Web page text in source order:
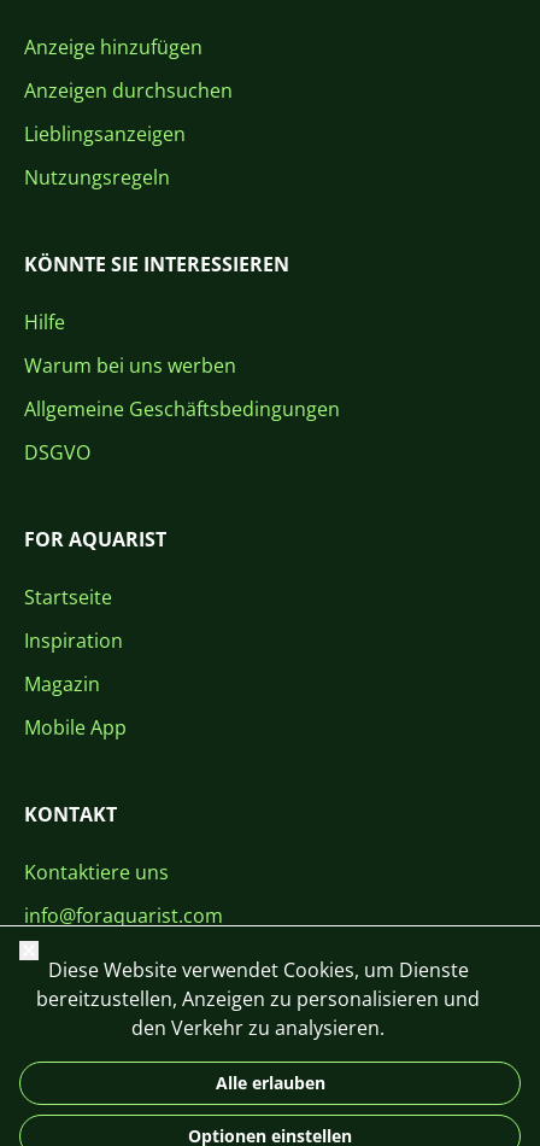
Anzeige hinzufügen
Anzeigen durchsuchen
Lieblingsanzeigen
Nutzungsregeln
KÖNNTE SIE INTERESSIEREN
Hilfe
Warum bei uns werben
Allgemeine Geschäftsbedingungen
DSGVO
FOR AQUARIST
Startseite
Inspiration
Magazin
Mobile App
KONTAKT
Kontaktiere uns
info@foraquarist.com
+420 603 449 602
DE
Schließen
Diese Website verwendet Cookies, um Dienste
bereitzustellen, Anzeigen zu personalisieren und
den Verkehr zu analysieren.
Alle erlauben
Optionen einstellen